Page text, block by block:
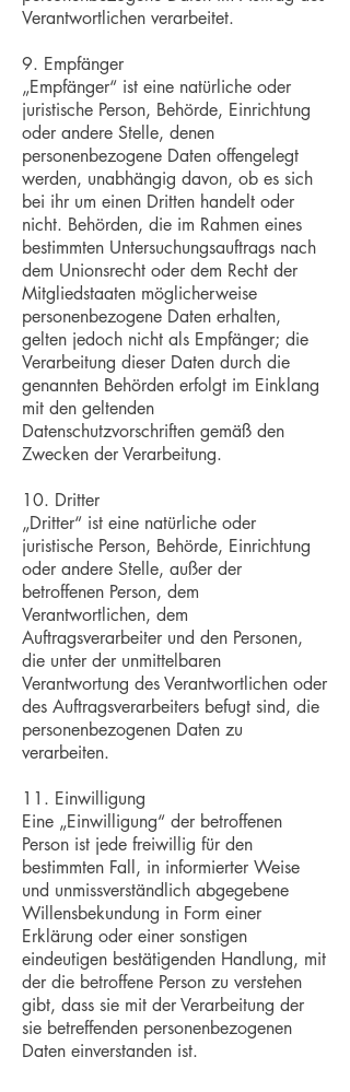
Verantwortlichen verarbeitet.
9. Empfänger
„Empfänger“ ist eine natürliche oder
juristische Person, Behörde, Einrichtung
oder andere Stelle, denen
personenbezogene Daten offengelegt
werden, unabhängig davon, ob es sich
bei ihr um einen Dritten handelt oder
nicht. Behörden, die im Rahmen eines
bestimmten Untersuchungsauftrags nach
dem Unionsrecht oder dem Recht der
Mitgliedstaaten möglicherweise
personenbezogene Daten erhalten,
gelten jedoch nicht als Empfänger; die
Verarbeitung dieser Daten durch die
genannten Behörden erfolgt im Einklang
mit den geltenden
Datenschutzvorschriften gemäß den
Zwecken der Verarbeitung.
10. Dritter
„Dritter“ ist eine natürliche oder
juristische Person, Behörde, Einrichtung
oder andere Stelle, außer der
betroffenen Person, dem
Verantwortlichen, dem
Auftragsverarbeiter und den Personen,
die unter der unmittelbaren
Verantwortung des Verantwortlichen oder
des Auftragsverarbeiters befugt sind, die
personenbezogenen Daten zu
verarbeiten.
11. Einwilligung
Eine „Einwilligung“ der betroffenen
Person ist jede freiwillig für den
bestimmten Fall, in informierter Weise
und unmissverständlich abgegebene
Willensbekundung in Form einer
Erklärung oder einer sonstigen
eindeutigen bestätigenden Handlung, mit
der die betroffene Person zu verstehen
gibt, dass sie mit der Verarbeitung der
sie betreffenden personenbezogenen
Daten einverstanden ist.